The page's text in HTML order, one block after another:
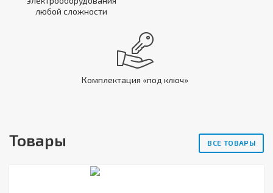
любой сложности
Комплектация «под ключ»
Товары ВСЕ ТОВАРЫ